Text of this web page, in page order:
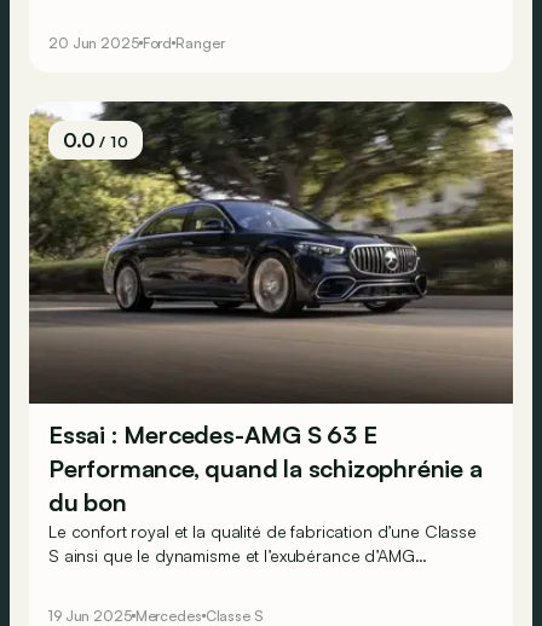
20 Jun 2025 Ford Ranger
0.0/ 10
Essai : Mercedes-AMG S 63 E
Performance, quand la schizophrénie a
du bon
Le confort royal et la qualité de fabrication d’une Classe
S ainsi que le dynamisme et l’exubérance d’AMG
19 Jun 2025 Mercedes Classe S